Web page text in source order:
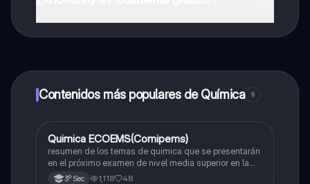
a determinadas funciones.
Contenidos más populares de Química 9
Química
Quimica ECOEMS(Comipems)
resumen de los temas de quimica que se presentarán
en el próximo examen de nivel media superior en la
zona metropolitana de el valle de México
3º Sec 1,118 48